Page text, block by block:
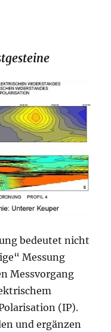
bedeutet nicht
Messung
Messvorgang
(IP).
und ergänzen